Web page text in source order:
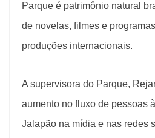
Parque é patrimônio natural
de novelas, filmes e
produções internacionais.
A supervisora do Parque,
aumento no fluxo de pessoas
Jalapão na mídia e nas redes